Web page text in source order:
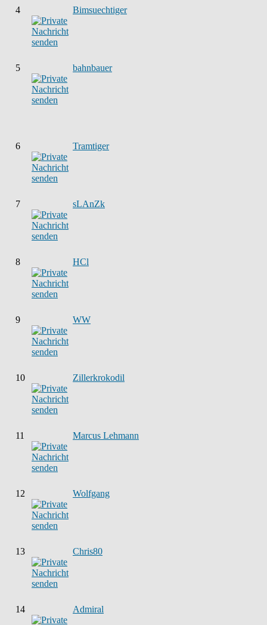
4 Bimsuechtiger
5 bahnbauer
6 Tramtiger
7 sLAnZk
8 HCl
9 WW
10 Zillerkrokodil
11 Marcus Lehmann
12 Wolfgang
13 Chris80
14 Admiral